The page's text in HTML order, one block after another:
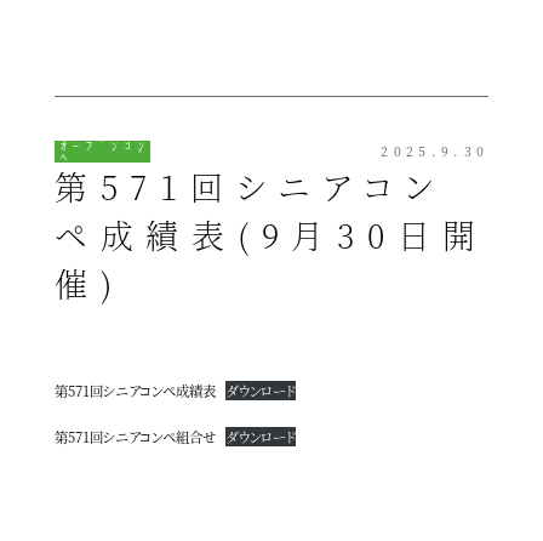
ｵｰﾌﾟﾝｺﾝ
ﾍﾟ
第571回シニアコン
ペ成績表(9月30日開
催)
2025.9.30
第571回シニアコンペ成績表 ダウンロード
第571回シニアコンペ組合せ ダウンロード